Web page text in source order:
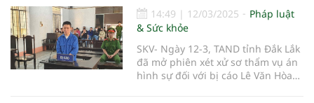
14:49 | 12/03/2025
Pháp luật
& Sức khỏe
SKV- Ngày 12-3, TAND tỉnh Đắk Lắk
đã mở phiên xét xử sơ thẩm vụ án
hình sự đối với bị cáo Lê Văn Hòa